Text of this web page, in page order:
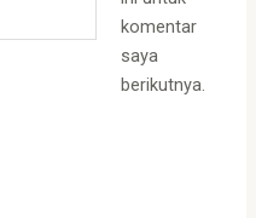
komentar
saya
berikutnya.